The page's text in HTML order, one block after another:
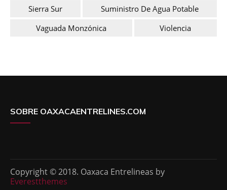
Sierra Sur
Suministro De Agua Potable
Vaguada Monzónica
Violencia
SOBRE OAXACAENTRELINES.COM
Copyright © 2018. Oaxaca Entrelineas by
Everestthemes